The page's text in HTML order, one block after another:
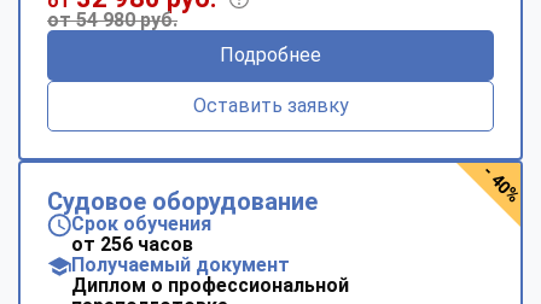
от 54 980 руб.
Подробнее
Оставить заявку
Судовое оборудование
Срок обучения
от 256 часов
Получаемый документ
Диплом о профессиональной
- 40%